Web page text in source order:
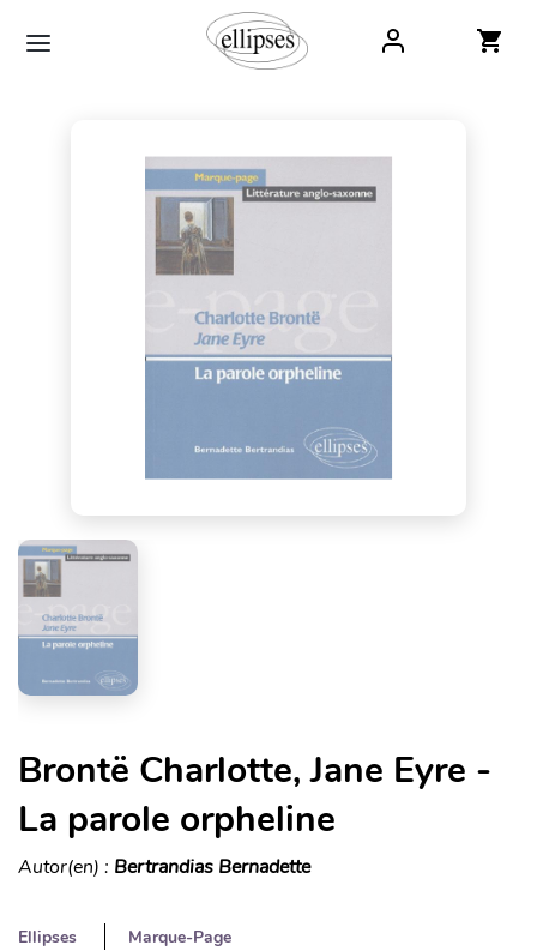
Brontë Charlotte, Jane Eyre -
La parole orpheline
Autor(en) : Bertrandias Bernadette
Ellipses
Marque-Page